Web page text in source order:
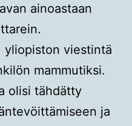
ainoastaan
yliopiston viestintä
mammutiksi.
olisi tähdätty
ja